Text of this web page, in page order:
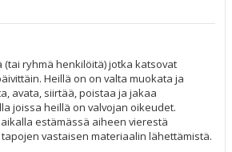
(tai ryhmä henkilöitä) jotka katsovat
Heillä on on valta muokata ja
avata, siirtää, poistaa ja jakaa
joissa heillä on valvojan oikeudet.
estämässä aiheen vierestä
vastaisen materiaalin lähettämistä.